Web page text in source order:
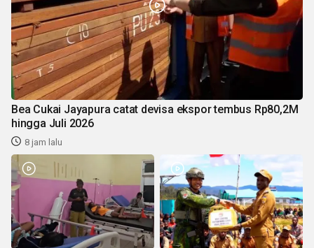
Bea Cukai Jayapura catat devisa ekspor tembus Rp80,2M
hingga Juli 2026
8 jam lalu